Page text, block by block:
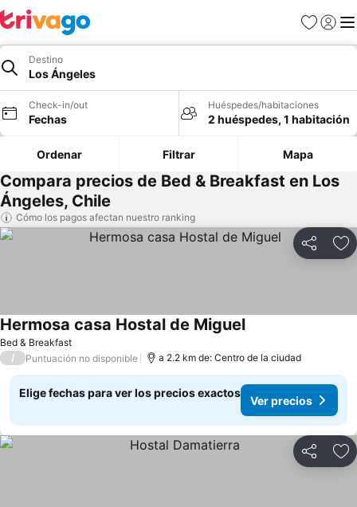
Favoritos
Iniciar
Destino
Los Ángeles
Check-in/out
Fechas
Huéspedes/habitaciones
2 huéspedes, 1 habitación
Ordenar Filtrar Mapa
Compara precios de Bed & Breakfast en Los
Ángeles, Chile
Cómo los pagos afectan nuestro ranking
Compartir
Bed & Breakfast
Hermosa casa Hostal de Miguel
/ Puntuación no disponible a 2.2 km de: Centro de la ciudad
Elige fechas para ver los precios exactos
Ver precios
Compartir